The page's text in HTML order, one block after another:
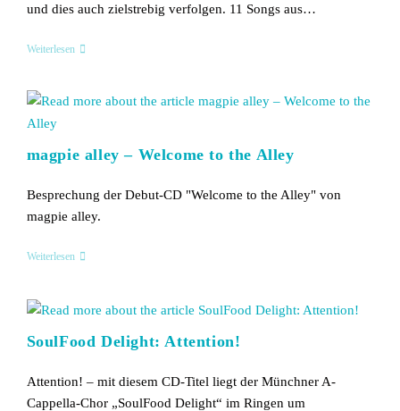
und dies auch zielstrebig verfolgen. 11 Songs aus…
WeiterlesenAnders:
magpie alley – Welcome to the Alley
Besprechung der Debut-CD "Welcome to the Alley" von
magpie alley.
WeiterlesenMagpie
To
Alley
SoulFood Delight: Attention!
Attention! – mit diesem CD-Titel liegt der Münchner A-
Cappella-Chor „SoulFood Delight“ im Ringen um